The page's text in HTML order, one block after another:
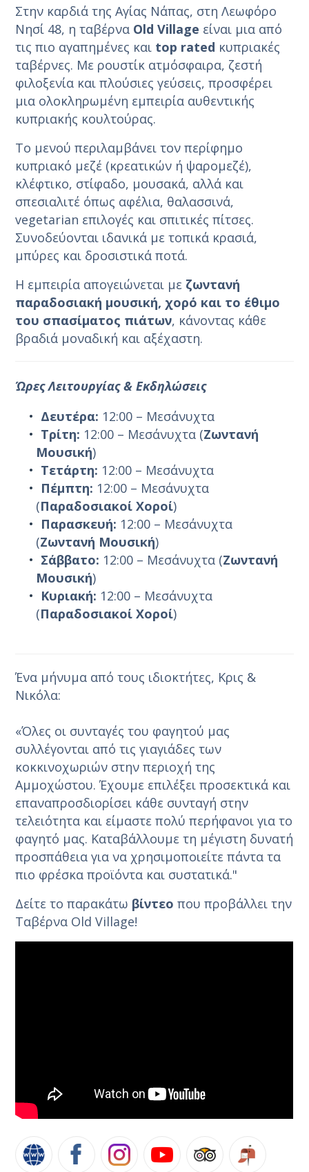
Στην καρδιά της Αγίας Νάπας, στη Λεωφόρο
Νησί 48, η ταβέρνα Old Village είναι μια από
τις πιο αγαπημένες και top rated κυπριακές
ταβέρνες. Με ρουστίκ ατμόσφαιρα, ζεστή
φιλοξενία και πλούσιες γεύσεις, προσφέρει
μια ολοκληρωμένη εμπειρία αυθεντικής
κυπριακής κουλτούρας.
Το μενού περιλαμβάνει τον περίφημο
κυπριακό μεζέ (κρεατικών ή ψαρομεζέ),
κλέφτικο, στίφαδο, μουσακά, αλλά και
σπεσιαλιτέ όπως αφέλια, θαλασσινά,
vegetarian επιλογές και σπιτικές πίτσες.
Συνοδεύονται ιδανικά με τοπικά κρασιά,
μπύρες και δροσιστικά ποτά.
Η εμπειρία απογειώνεται με ζωντανή
παραδοσιακή μουσική, χορό και το έθιμο
του σπασίματος πιάτων, κάνοντας κάθε
βραδιά μοναδική και αξέχαστη.
Ώρες Λειτουργίας & Εκδηλώσεις
Δευτέρα: 12:00 – Μεσάνυχτα
Τρίτη: 12:00 – Μεσάνυχτα (Ζωντανή
Μουσική)
Τετάρτη: 12:00 – Μεσάνυχτα
Πέμπτη: 12:00 – Μεσάνυχτα
(Παραδοσιακοί Χοροί)
Παρασκευή: 12:00 – Μεσάνυχτα
(Ζωντανή Μουσική)
Σάββατο: 12:00 – Μεσάνυχτα (Ζωντανή
Μουσική)
Κυριακή: 12:00 – Μεσάνυχτα
(Παραδοσιακοί Χοροί)
Ένα μήνυμα από τους ιδιοκτήτες, Κρις &
Νικόλα:
«Όλες οι συνταγές του φαγητού μας
συλλέγονται από τις γιαγιάδες των
κοκκινοχωριών στην περιοχή της
Αμμοχώστου. Έχουμε επιλέξει προσεκτικά και
επαναπροσδιορίσει κάθε συνταγή στην
τελειότητα και είμαστε πολύ περήφανοι για το
φαγητό μας. Καταβάλλουμε τη μέγιστη δυνατή
προσπάθεια για να χρησιμοποιείτε πάντα τα
πιο φρέσκα προϊόντα και συστατικά."
Δείτε το παρακάτω βίντεοπου προβάλλει την
Ταβέρνα Old Village!